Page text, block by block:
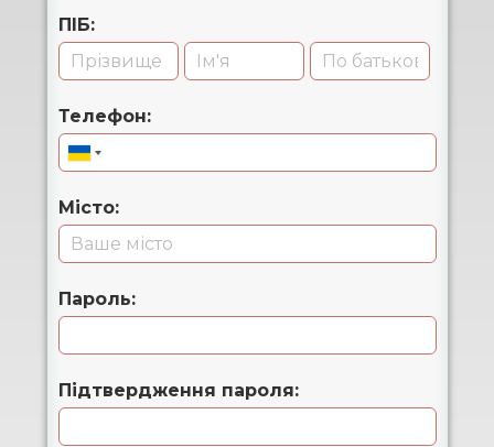
ПІБ:
Телефон:
Місто:
Пароль:
Підтвердження пароля: